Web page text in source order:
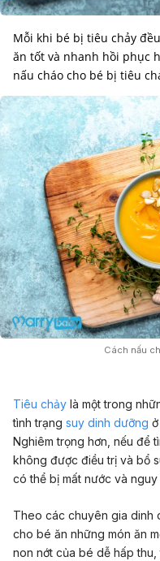
Mỗi khi bé bị tiêu chảy
ăn tốt và nhanh hồi phục
Cách nấu
Tiêu chảy là một trong
tình trạng suy dinh dưỡng
Nghiêm trọng hơn, nếu để
không được điều trị và bổ
có thể bị mất nước và nguy
Theo các chuyên gia dinh
cho bé ăn những món ăn
non nớt của bé dễ hấp